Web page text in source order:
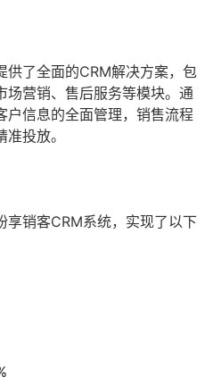
供了全面的CRM解决方案，包
场营销、售后服务等模块。通
户信息的全面管理，销售流程
投放。
享销客CRM系统，实现了以下